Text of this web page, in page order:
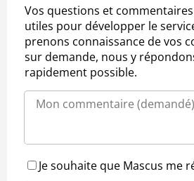
Vos questions et
utiles pour développer le
prenons connaissance de vos
sur demande, nous y
rapidement possible.
Je souhaite que Mascus me